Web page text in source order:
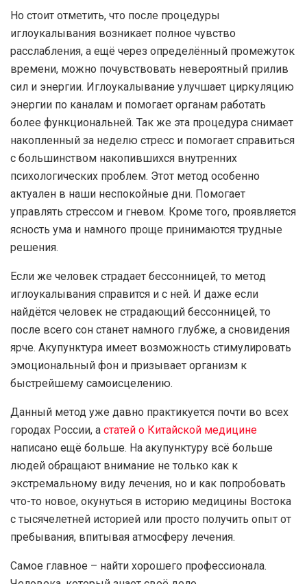
Но стоит отметить, что после процедуры
иглоукалывания возникает полное чувство
расслабления, а ещё через определённый промежуток
времени, можно почувствовать невероятный прилив
сил и энергии. Иглоукалывание улучшает циркуляцию
энергии по каналам и помогает органам работать
более функциональней. Так же эта процедура снимает
накопленный за неделю стресс и помогает справиться
с большинством накопившихся внутренних
психологических проблем. Этот метод особенно
актуален в наши неспокойные дни. Помогает
управлять стрессом и гневом. Кроме того, проявляется
ясность ума и намного проще принимаются трудные
решения.
Если же человек страдает бессонницей, то метод
иглоукалывания справится и с ней. И даже если
найдётся человек не страдающий бессонницей, то
после всего сон станет намного глубже, а сновидения
ярче. Акупунктура имеет возможность стимулировать
эмоциональный фон и призывает организм к
быстрейшему самоисцелению.
Данный метод уже давно практикуется почти во всех
городах России, а статей о Китайской медицине
написано ещё больше. На акупунктуру всё больше
людей обращают внимание не только как к
экстремальному виду лечения, но и как попробовать
что-то новое, окунуться в историю медицины Востока
с тысячелетней историей или просто получить опыт от
пребывания, впитывая атмосферу лечения.
Самое главное – найти хорошего профессионала.